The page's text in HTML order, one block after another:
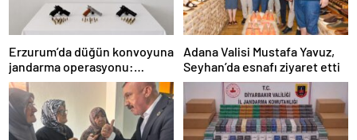
Erzurum’da düğün konvoyuna
jandarma operasyonu:
Silahlar ele geçirildi, ağır
cezalar kesildi
Adana Valisi Mustafa Yavuz,
Seyhan’da esnafı ziyaret etti